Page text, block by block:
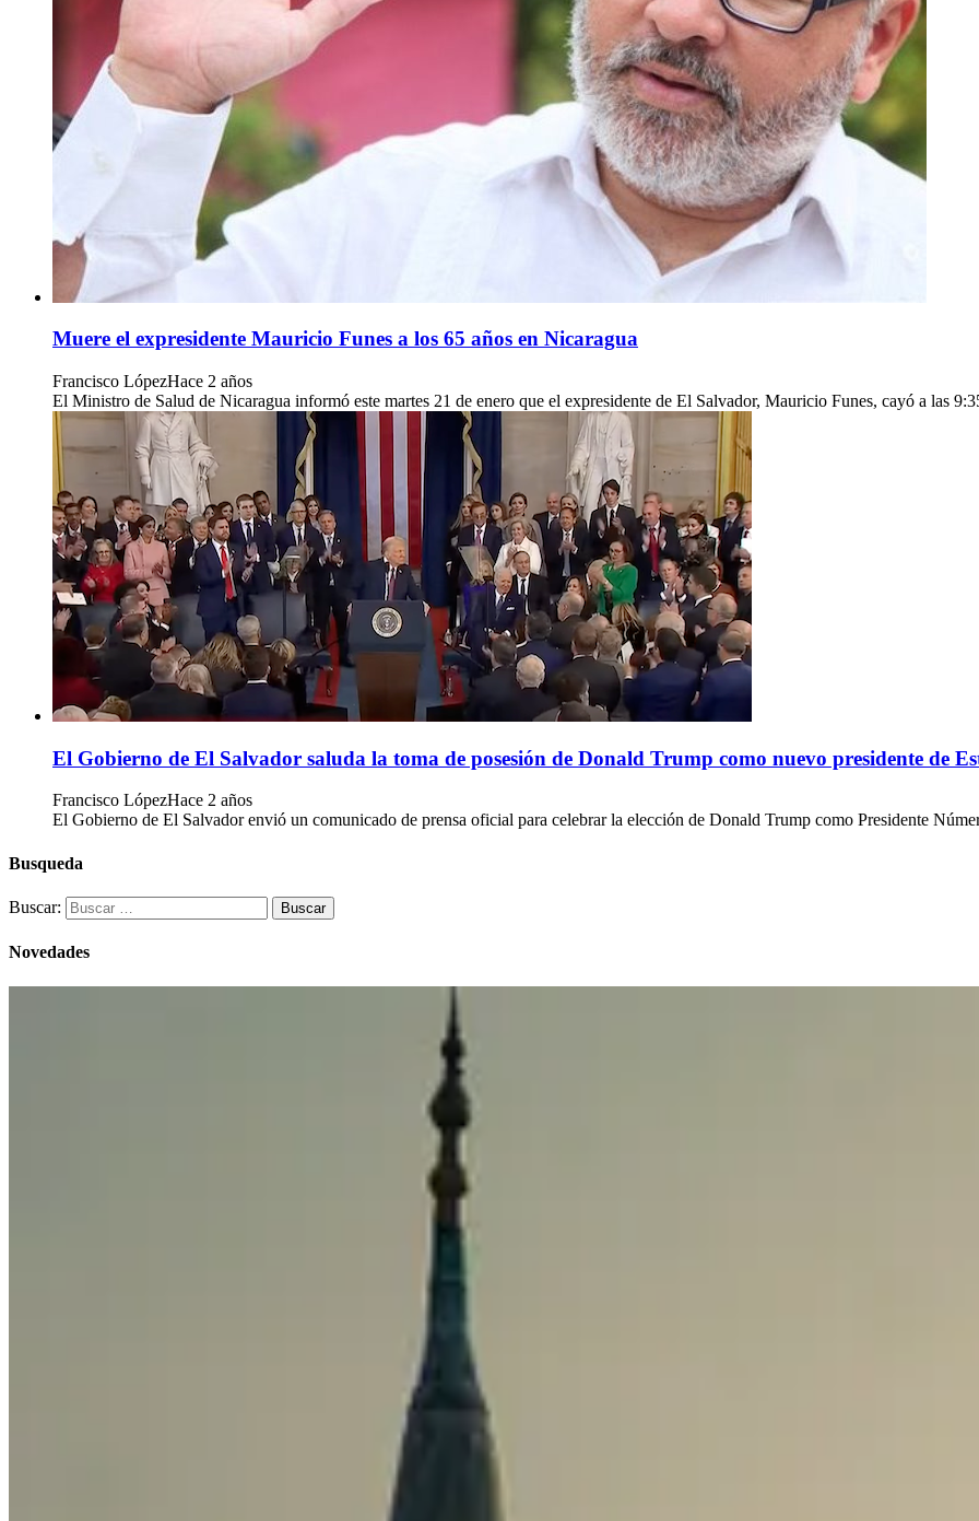
Muere el expresidente Mauricio Funes a los 65 años en Nicaragua
Francisco LópezHace 2 años
El Ministro de Salud de Nicaragua informó este martes 21 de enero que el expresidente de El Salvador, Mauricio Funes, cayó a las
El Gobierno de El Salvador saluda la toma de posesión de Donald Trump como nuevo presidente de
Francisco LópezHace 2 años
El Gobierno de El Salvador envió un comunicado de prensa oficial para celebrar la elección de Donald Trump como Presidente
Busqueda
Buscar:
Novedades